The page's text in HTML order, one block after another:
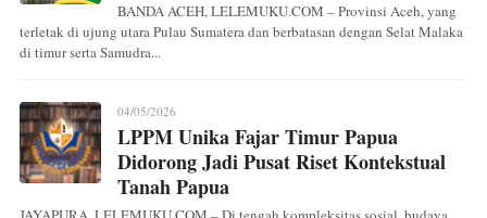
BANDA ACEH, LELEMUKU.COM – Provinsi Aceh, yang
terletak di ujung utara Pulau Sumatera dan berbatasan dengan Selat Malaka
di timur serta Samudra...
04/05/2026
LPPM Unika Fajar Timur Papua
Didorong Jadi Pusat Riset Kontekstual
Tanah Papua